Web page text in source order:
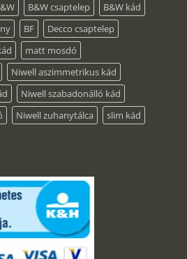
B&W csaptelep
B&W kád
BF
Decco csaptelep
matt mosdó
Niwell aszimmetrikus kád
Niwell szabadonálló kád
Niwell zuhanytálca
slim kád